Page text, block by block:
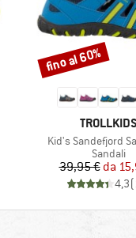
MARCHIO
TROLLKIDS
Articolo
Kid's Sandefjord
Gruppo
Sandali
39,95 € da
4,3(
Sconto
fino al 60%